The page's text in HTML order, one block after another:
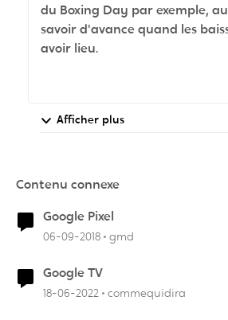
du Boxing Day par exemple,
savoir d'avance quand les
avoir lieu.
Afficher plus
Contenu connexe
Google Pixel
06-09-2018 gmd
Google TV
18-06-2022 commequidira